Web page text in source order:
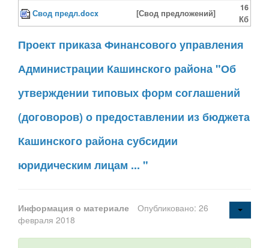
Свод предл.docx
[Свод предложений]
16
Кб
Проект приказа Финансового управления
Администрации Кашинского района "Об
утверждении типовых форм соглашений
(договоров) о предоставлении из бюджета
Кашинского района субсидии
юридическим лицам ... "
Информация о материале
Опубликовано: 26
февраля 2018